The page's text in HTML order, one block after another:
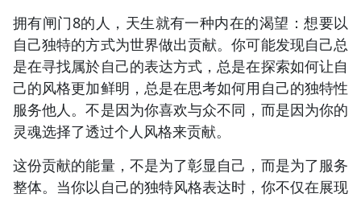
拥有闸门8的人，天生就有一种内在的渴望：想要以
自己独特的方式为世界做出贡献。你可能发现自己总
是在寻找属於自己的表达方式，总是在探索如何让自
己的风格更加鲜明，总是在思考如何用自己的独特性
服务他人。不是因为你喜欢与众不同，而是因为你的
灵魂选择了透过个人风格来贡献。
这份贡献的能量，不是为了彰显自己，而是为了服务
整体。当你以自己的独特风格表达时，你不仅在展现